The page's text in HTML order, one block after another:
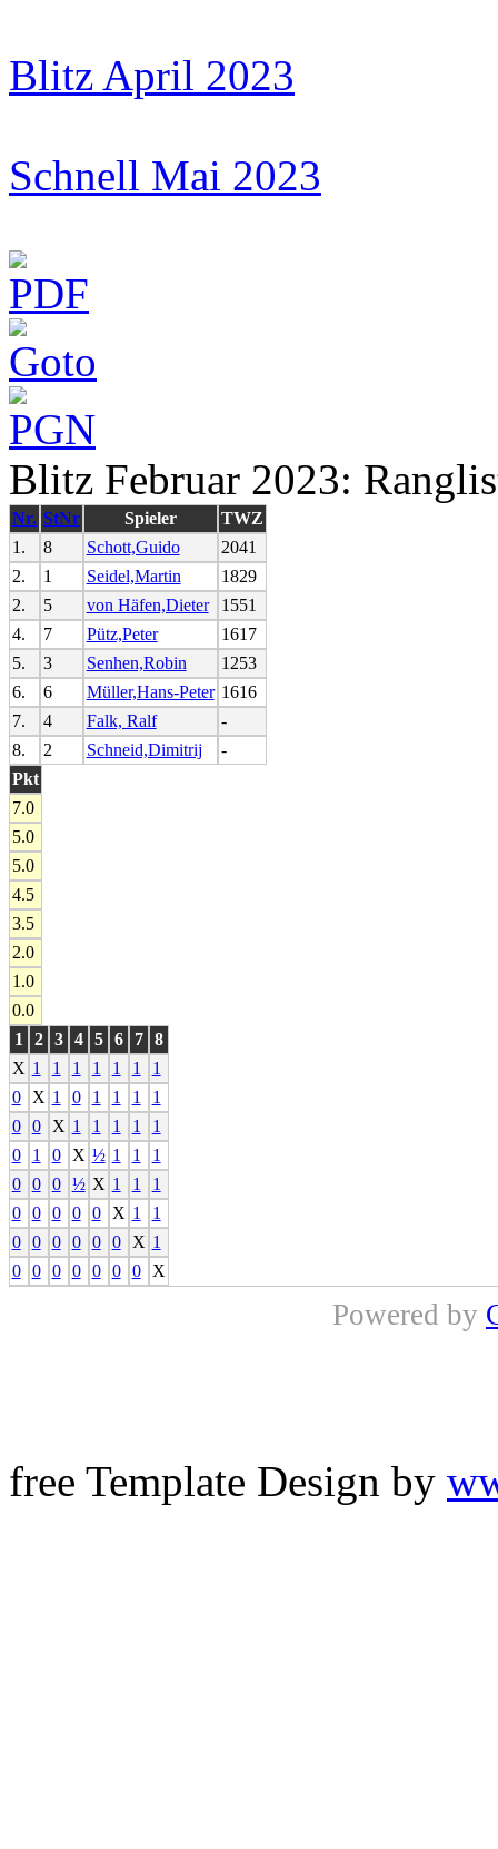
Blitz April 2023
Schnell Mai 2023
Blitz Februar 2023:
Nr. StNr Spieler
TWZ
1.
8 Schott,Guido
2041
2.
1 Seidel,Martin
1829
2.
5 von Häfen,Dieter
1551
4.
7 Pütz,Peter
1617
5.
3 Senhen,Robin
1253
6.
6 Müller,Hans-Peter 1616
7.
4 Falk, Ralf
-
8.
2 Schneid,Dimitrij
-
Pkt
7.0
5.0
5.0
4.5
3.5
2.0
1.0
0.0
1
2 3 4 5 6 7 8
X 1 1 1 1 1 1
1
0
X 1 0 1 1 1
1
0
0 X 1 1 1 1
1
0
1 0 X ½ 1 1
1
0
0 0 ½ X 1 1
1
0
0 0 0 0 X 1
1
0
0 0 0 0 0 X 1
0
0 0 0 0 0 0 X
Powered by
free Template Design by